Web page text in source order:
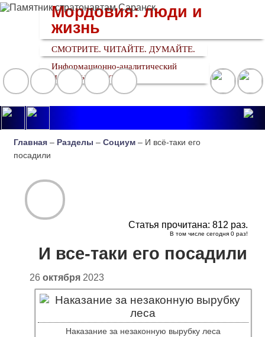
Мордовия: люди и
жизнь
СМОТРИТЕ. ЧИТАЙТЕ. ДУМАЙТЕ.
Информационно-аналитический
медийный ресурс
Главная – Разделы –Социум – И всё-таки его
посадили
Статья прочитана: 812 раз.
В том числе сегодня 0раз!
И все-таки его посадили
26 октября2023
Наказание за незаконную вырубку леса